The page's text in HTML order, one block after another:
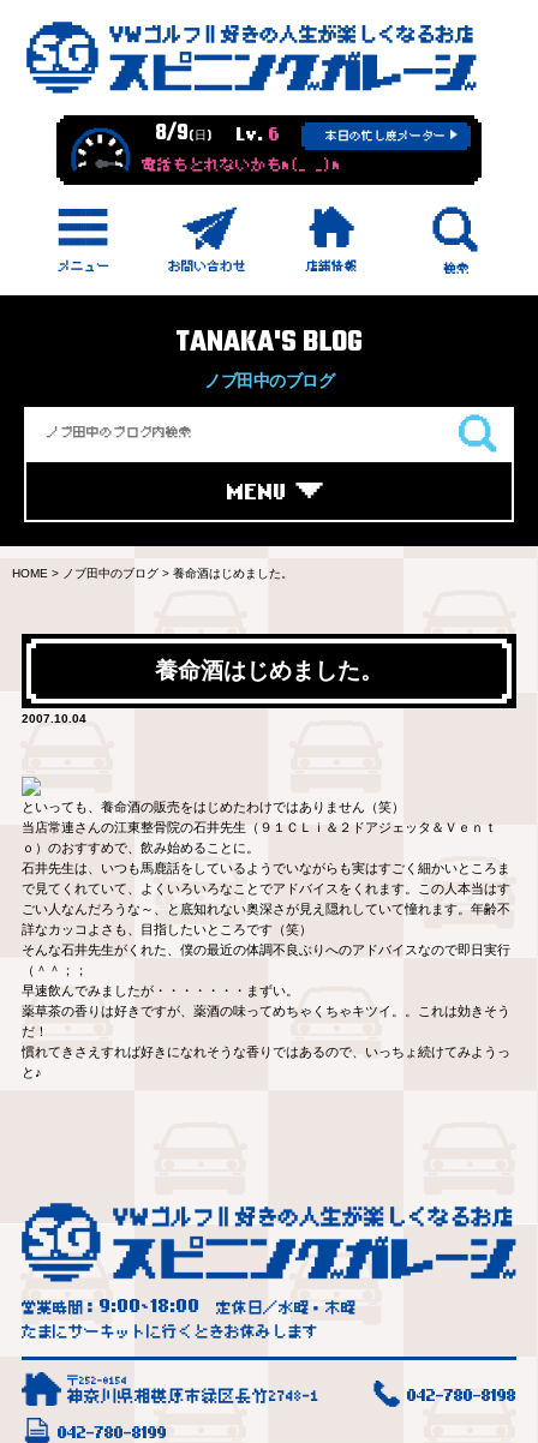
8/9(日) Lv. 6 本日の忙し度メーター
電話もとれないかもm(_ _)m
TANAKA'S BLOG
ノブ田中のブログ
MENU
HOME > ノブ田中のブログ > 養命酒はじめました。
養命酒はじめました。
2007.10.04
といっても、養命酒の販売をはじめたわけではありません（笑）
当店常連さんの江東整骨院の石井先生（９１ＣＬｉ＆２ドアジェッタ＆Ｖｅｎｔ
ｏ）のおすすめで、飲み始めることに。
石井先生は、いつも馬鹿話をしているようでいながらも実はすごく細かいところま
で見てくれていて、よくいろいろなことでアドバイスをくれます。この人本当はす
ごい人なんだろうな～、と底知れない奥深さが見え隠れしていて憧れます。年齢不
詳なカッコよさも、目指したいところです（笑）
そんな石井先生がくれた、僕の最近の体調不良ぶりへのアドバイスなので即日実行
（＾＾；；
早速飲んでみましたが・・・・・・・まずい。
薬草茶の香りは好きですが、薬酒の味ってめちゃくちゃキツイ。。これは効きそう
だ！
慣れてきさえすれば好きになれそうな香りではあるので、いっちょ続けてみようっ
と♪
営業時間： 9:00~18:00
定休日／水曜・木曜
たまにサーキットに行くときお休みします
〒252-0154
神奈川県相模原市緑区長竹2748-1 042-780-8198
042-780-8199